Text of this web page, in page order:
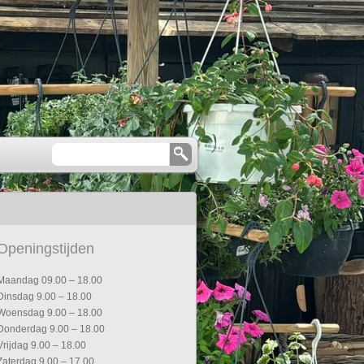
09.00 – 18.00
9.00 – 18.00
9.00 – 18.00
9.00 – 18.00
9.00 – 18.00
9.00 – 17.00